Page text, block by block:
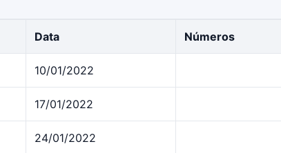
Data Números
10/01/2022
17/01/2022
24/01/2022